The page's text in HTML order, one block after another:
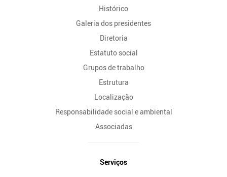
Histórico
Galeria dos presidentes
Diretoria
Estatuto social
Grupos de trabalho
Estrutura
Localização
Responsabilidade social e ambiental
Associadas
Serviços